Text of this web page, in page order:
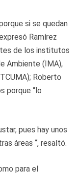
si se quedan
Ramírez
de los institutos
Ambiente (IMA),
Roberto
porque “lo
pues hay unos
áreas “, resaltó.
para el